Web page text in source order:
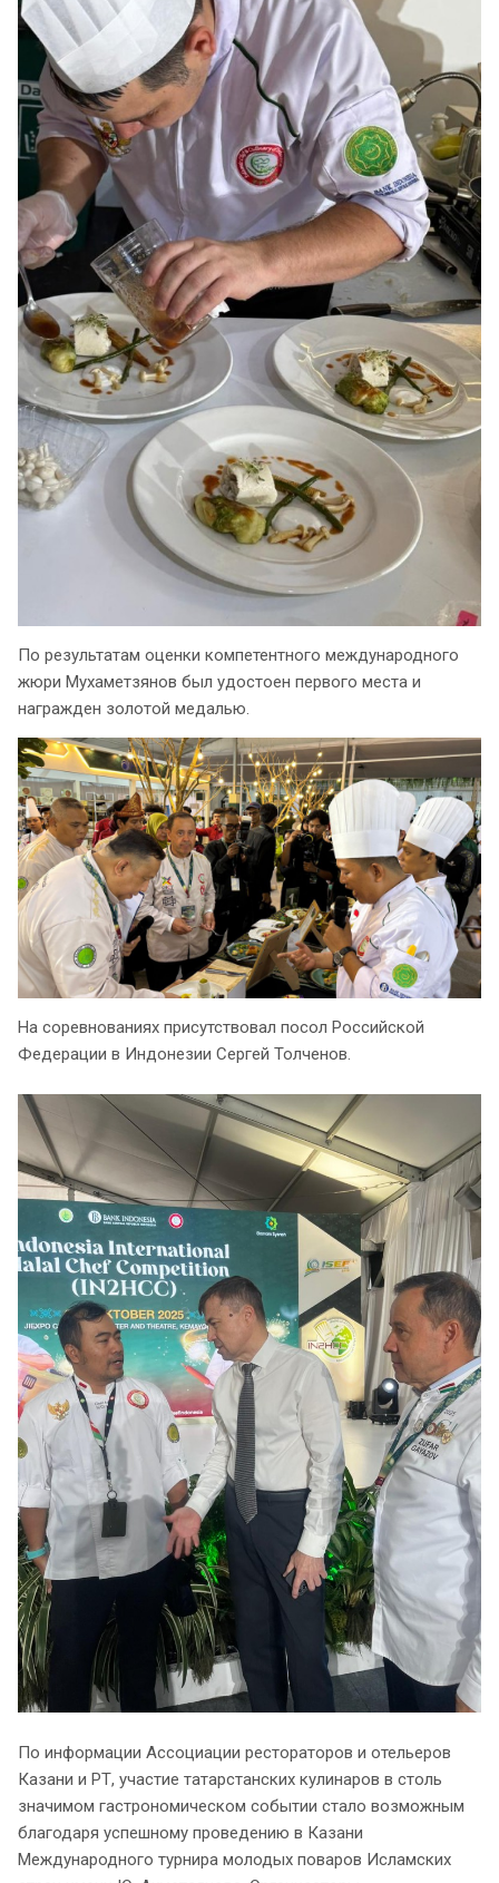
По результатам оценки компетентного международного
жюри Мухаметзянов был удостоен первого места и
награжден золотой медалью.
На соревнованиях присутствовал посол Российской
Федерации в Индонезии Сергей Толченов.
По информации Ассоциации рестораторов и отельеров
Казани и РТ, участие татарстанских кулинаров в столь
значимом гастрономическом событии стало возможным
благодаря успешному проведению в Казани
Международного турнира молодых поваров Исламских